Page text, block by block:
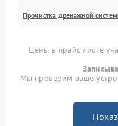
Прочистка дренажной
Цены в прайс-листе
Мы проверим ваше